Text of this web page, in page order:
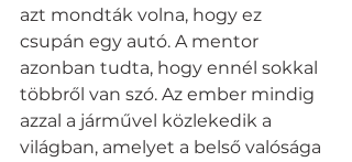
azt mondták volna, hogy ez
csupán egy autó. A mentor
azonban tudta, hogy ennél sokkal
többről van szó. Az ember mindig
azzal a járművel közlekedik a
világban, amelyet a belső valósága